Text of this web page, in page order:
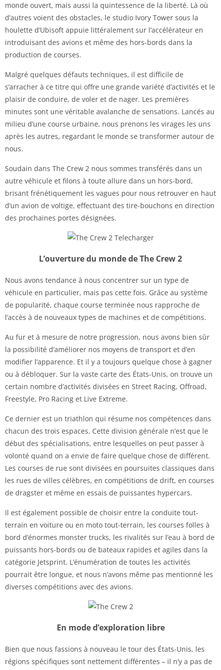
monde ouvert, mais aussi la quintessence de la liberté. Là où
d’autres voient des obstacles, le studio Ivory Tower sous la
houlette d’Ubisoft appuie littéralement sur l’accélérateur en
introduisant des avions et même des hors-bords dans la
production de courses.
Malgré quelques défauts techniques, il est difficile de
s’arracher à ce titre qui offre une grande variété d’activités et le
plaisir de conduire, de voler et de nager. Les premières
minutes sont une véritable avalanche de sensations. Lancés au
milieu d’une course urbaine, nous prenons les virages les uns
après les autres, regardant le monde se transformer autour de
nous.
Soudain dans The Crew 2 nous sommes transférés dans un
autre véhicule et filons à toute allure dans un hors-bord,
brisant frénétiquement les vagues pour nous retrouver en haut
d’un avion de voltige, effectuant des tire-bouchons en direction
des prochaines portes désignées.
L’ouverture du monde de The Crew 2
Nous avons tendance à nous concentrer sur un type de
véhicule en particulier, mais pas cette fois. Grâce au système
de popularité, chaque course terminée nous rapproche de
l’accès à de nouveaux types de machines et de compétitions.
Au fur et à mesure de notre progression, nous avons bien sûr
la possibilité d’améliorer nos moyens de transport et d’en
modifier l’apparence. Et il y a toujours quelque chose à gagner
ou à débloquer. Sur la vaste carte des États-Unis, on trouve un
certain nombre d’activités divisées en Street Racing, Offroad,
Freestyle, Pro Racing et Live Extreme.
Ce dernier est un triathlon qui résume nos compétences dans
chacun des trois espaces. Cette division générale n’est que le
début des spécialisations, entre lesquelles on peut passer à
volonté quand on a envie de faire quelque chose de différent.
Les courses de rue sont divisées en poursuites classiques dans
les rues de villes célèbres, en compétitions de drift, en courses
de dragster et même en essais de puissantes hypercars.
Il est également possible de choisir entre la conduite tout-
terrain en voiture ou en moto tout-terrain, les courses folles à
bord d’énormes monster trucks, les rivalités sur l’eau à bord de
puissants hors-bords ou de bateaux rapides et agiles dans la
catégorie Jetsprint. L’énumération de toutes les activités
pourrait être longue, et nous n’avons même pas mentionné les
diverses compétitions avec des avions.
En mode d’exploration libre
Bien que nous fassions à nouveau le tour des États-Unis, les
régions spécifiques sont nettement différentes – il n’y a pas de